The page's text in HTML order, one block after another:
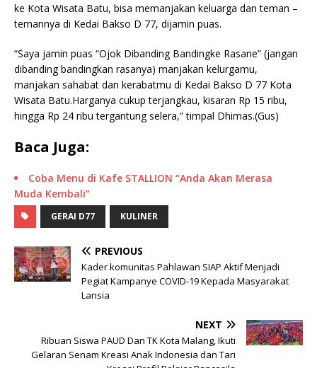
ke Kota Wisata Batu, bisa memanjakan keluarga dan teman –
temannya di Kedai Bakso D 77, dijamin puas.
“Saya jamin puas “Ojok Dibanding Bandingke Rasane” (jangan
dibanding bandingkan rasanya) manjakan kelurgamu,
manjakan sahabat dan kerabatmu di Kedai Bakso D 77 Kota
Wisata Batu.Harganya cukup terjangkau, kisaran Rp 15 ribu,
hingga Rp 24 ribu tergantung selera,” timpal Dhimas.(Gus)
Baca Juga:
Coba Menu di Kafe STALLION “Anda Akan Merasa
Muda Kembali”
GERAI D77 KULINER
PREVIOUS
Kader komunitas Pahlawan SIAP Aktif Menjadi
Pegiat Kampanye COVID-19 Kepada Masyarakat
Lansia
NEXT
Ribuan Siswa PAUD Dan TK Kota Malang, Ikuti
Gelaran Senam Kreasi Anak Indonesia dan Tari